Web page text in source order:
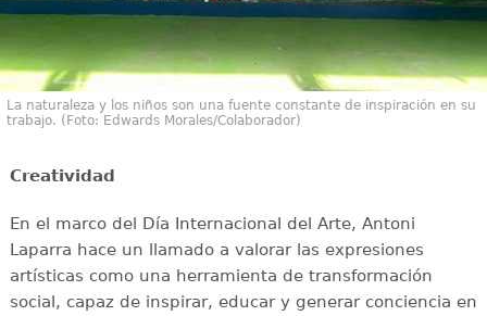
La naturaleza y los niños son una fuente constante de inspiración en su
trabajo. (Foto: Edwards Morales/Colaborador)
Creatividad
En el marco del Día Internacional del Arte, Antoni
Laparra hace un llamado a valorar las expresiones
artísticas como una herramienta de transformación
social, capaz de inspirar, educar y generar conciencia en